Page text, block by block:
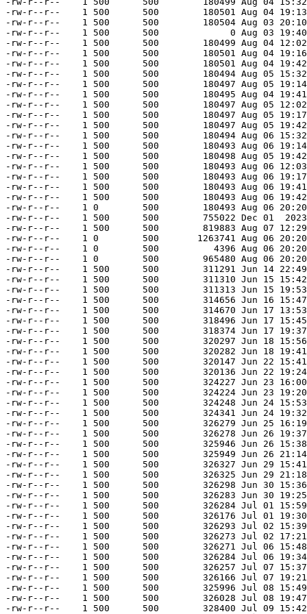
-rw-r--r--    1 500      500        180501 Aug 04
-rw-r--r--    1 500      500        180504 Aug 03
-rw-r--r--    1 500      500             0 Aug 03
-rw-r--r--    1 500      500        180499 Aug 04
-rw-r--r--    1 500      500        180501 Aug 04
-rw-r--r--    1 500      500        180501 Aug 04
-rw-r--r--    1 500      500        180494 Aug 05
-rw-r--r--    1 500      500        180497 Aug 05
-rw-r--r--    1 500      500        180495 Aug 04
-rw-r--r--    1 500      500        180497 Aug 05
-rw-r--r--    1 500      500        180497 Aug 05
-rw-r--r--    1 500      500        180497 Aug 05
-rw-r--r--    1 500      500        180494 Aug 06
-rw-r--r--    1 500      500        180493 Aug 06
-rw-r--r--    1 500      500        180498 Aug 05
-rw-r--r--    1 500      500        180493 Aug 06
-rw-r--r--    1 500      500        180493 Aug 06
-rw-r--r--    1 500      500        180493 Aug 06
-rw-r--r--    1 500      500        180493 Aug 06
-rw-r--r--    1 0        500        180493 Aug 06
-rw-r--r--    1 500      500        755022 Dec 01
-rw-r--r--    1 500      500        819883 Aug 07
-rw-r--r--    1 0        500       1263741 Aug 06
-rw-r--r--    1 0        500          4396 Aug 06
-rw-r--r--    1 0        500        965480 Aug 06
-rw-r--r--    1 500      500        311291 Jun 14
-rw-r--r--    1 500      500        311310 Jun 15
-rw-r--r--    1 500      500        311313 Jun 15
-rw-r--r--    1 500      500        314656 Jun 16
-rw-r--r--    1 500      500        314670 Jun 17
-rw-r--r--    1 500      500        318496 Jun 17
-rw-r--r--    1 500      500        318374 Jun 17
-rw-r--r--    1 500      500        320297 Jun 18
-rw-r--r--    1 500      500        320282 Jun 18
-rw-r--r--    1 500      500        320147 Jun 22
-rw-r--r--    1 500      500        320136 Jun 22
-rw-r--r--    1 500      500        324227 Jun 23
-rw-r--r--    1 500      500        324224 Jun 23
-rw-r--r--    1 500      500        324248 Jun 24
-rw-r--r--    1 500      500        324341 Jun 24
-rw-r--r--    1 500      500        326279 Jun 25
-rw-r--r--    1 500      500        326278 Jun 26
-rw-r--r--    1 500      500        325946 Jun 26
-rw-r--r--    1 500      500        325949 Jun 26
-rw-r--r--    1 500      500        326327 Jun 29
-rw-r--r--    1 500      500        326325 Jun 29
-rw-r--r--    1 500      500        326298 Jun 30
-rw-r--r--    1 500      500        326283 Jun 30
-rw-r--r--    1 500      500        326284 Jul 01
-rw-r--r--    1 500      500        326176 Jul 01
-rw-r--r--    1 500      500        326293 Jul 02
-rw-r--r--    1 500      500        326273 Jul 02
-rw-r--r--    1 500      500        326271 Jul 06
-rw-r--r--    1 500      500        326284 Jul 06
-rw-r--r--    1 500      500        326257 Jul 07
-rw-r--r--    1 500      500        326166 Jul 07
-rw-r--r--    1 500      500        325996 Jul 08
-rw-r--r--    1 500      500        326028 Jul 08
-rw-r--r--    1 500      500        328400 Jul 09